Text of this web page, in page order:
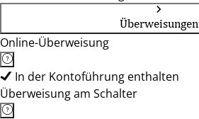
Überweisungen
Online-Überweisung
In der Kontoführung enthalten
Überweisung am Schalter